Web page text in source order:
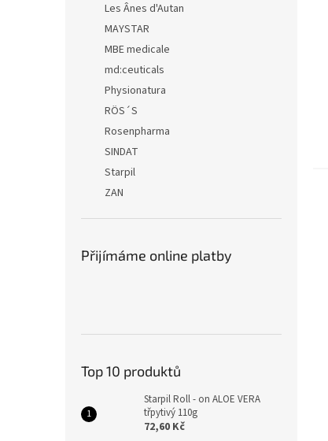
Les Ânes d'Autan
MAYSTAR
MBE medicale
md:ceuticals
Physionatura
RÖS´S
Rosenpharma
SINDAT
Starpil
ZAN
Přijímáme online platby
Top 10 produktů
Starpil Roll - on ALOE VERA
třpytivý 110g
72,60 Kč